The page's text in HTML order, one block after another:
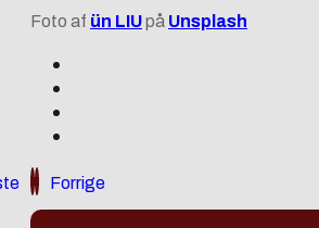
Foto af ün LIUpå Unsplash
Forrige